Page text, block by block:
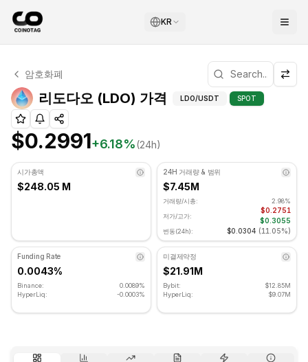
KR
리도다오 기술적 분석
리도다오 현재 $0.2991에 거래되고 있습니다. RSI 지표는
암호화폐
리도다오 (LDO) 가격 기술적 분석 및 지지/
LDO/USDT SPOT
$0.2991+6.18%(24h)
시가총액
$248.05 M
24H 거래량 & 범위
$7.45M
거래량/시총:
2.98%
저가/고가:
$0.2751
$0.3055
변동(24h): $0.0304 (11.05%)
Funding Rate
0.0043%
Binance:
0.0089%
HyperLiq:
-0.0003%
미결제약정
$21.91M
Bybit:
$12.85M
HyperLiq:
$9.07M